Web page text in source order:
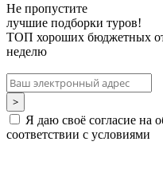
Не пропустите
лучшие подборки туров!
ТОП хороших бюджетных
неделю
Я даю своё согласие на
соответствии с условиями